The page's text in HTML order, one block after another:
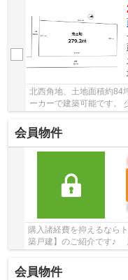
北西角地、土地面積約84
ーカーで建築可能です。
ムまでお気軽にご連絡く
会員物件
購入諸経費を抑えるな
築戸建】のご紹介です♪
会員物件